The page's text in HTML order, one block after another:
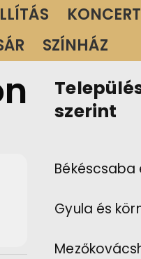
KONCERT
SZÍNHÁZ
szerint
Békéscsaba
Gyula és